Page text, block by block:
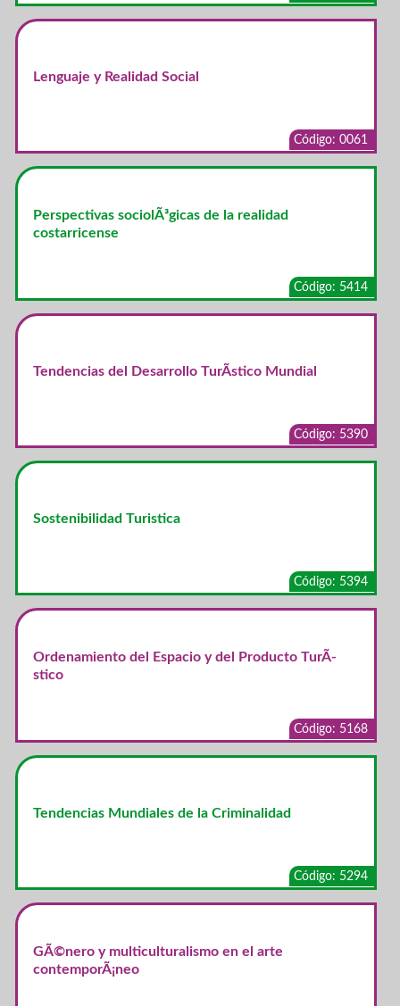
Lenguaje y Realidad Social
Código: 0061
Perspectivas sociolÃ³gicas de la realidad
costarricense
Código: 5414
Tendencias del Desarrollo TurÃ­stico Mundial
Código: 5390
Sostenibilidad Turistica
Código: 5394
Ordenamiento del Espacio y del Producto TurÃ­
stico
Código: 5168
Tendencias Mundiales de la Criminalidad
Código: 5294
GÃ©nero y multiculturalismo en el arte
contemporÃ¡neo